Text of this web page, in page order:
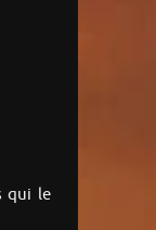
qui le